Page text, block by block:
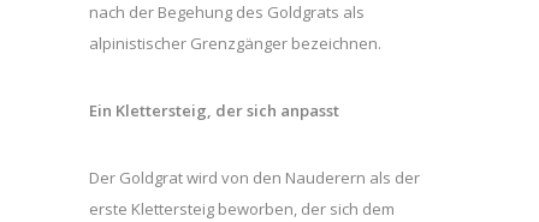
nach der Begehung des Goldgrats als
alpinistischer Grenzgänger bezeichnen.
Ein Klettersteig, der sich anpasst
Der Goldgrat wird von den Nauderern als der
erste Klettersteig beworben, der sich dem